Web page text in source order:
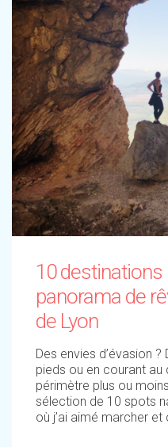
10 destinations
panorama de
de Lyon
Des envies d’évasion
pieds ou en courant au
périmètre plus ou
sélection de 10 spots
où j’ai aimé marcher et